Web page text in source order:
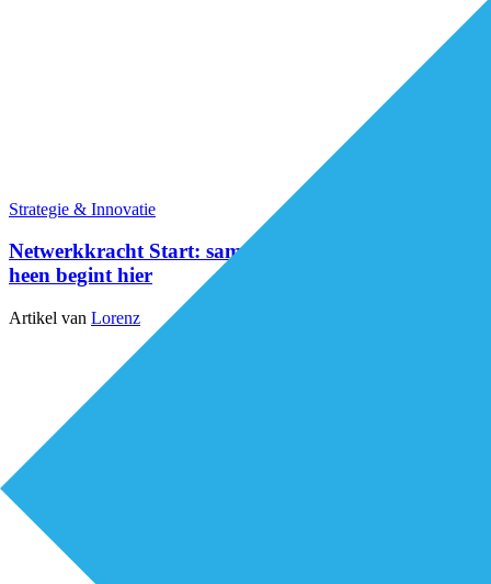
Strategie & Innovatie
Netwerkkracht Start: samenwerken over domeinen
heen begint hier
Artikel van Lorenz